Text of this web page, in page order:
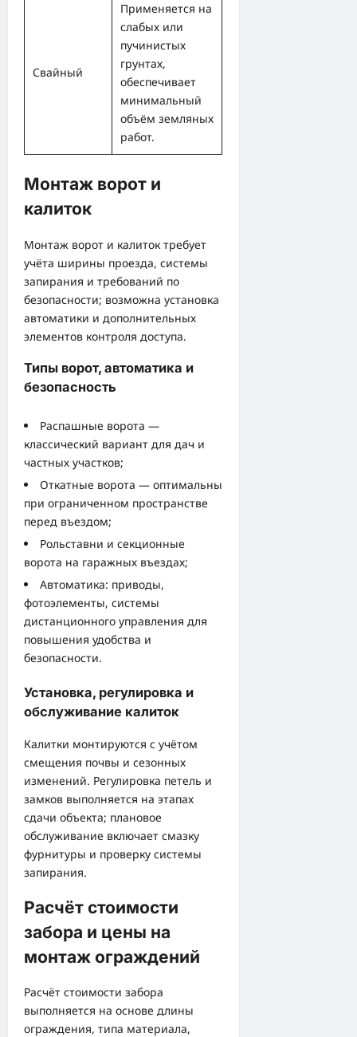
Свайный
Применяется на
слабых или
пучинистых
грунтах,
обеспечивает
минимальный
объём земляных
работ.
Монтаж ворот и
калиток
Монтаж ворот и калиток требует
учёта ширины проезда, системы
запирания и требований по
безопасности; возможна установка
автоматики и дополнительных
элементов контроля доступа.
Типы ворот, автоматика и
безопасность
Распашные ворота —
классический вариант для дач и
частных участков;
Откатные ворота — оптимальны
при ограниченном пространстве
перед въездом;
Рольставни и секционные
ворота на гаражных въездах;
Автоматика: приводы,
фотоэлементы, системы
дистанционного управления для
повышения удобства и
безопасности.
Установка, регулировка и
обслуживание калиток
Калитки монтируются с учётом
смещения почвы и сезонных
изменений. Регулировка петель и
замков выполняется на этапах
сдачи объекта; плановое
обслуживание включает смазку
фурнитуры и проверку системы
запирания.
Расчёт стоимости
забора и цены на
монтаж ограждений
Расчёт стоимости забора
выполняется на основе длины
ограждения, типа материала,